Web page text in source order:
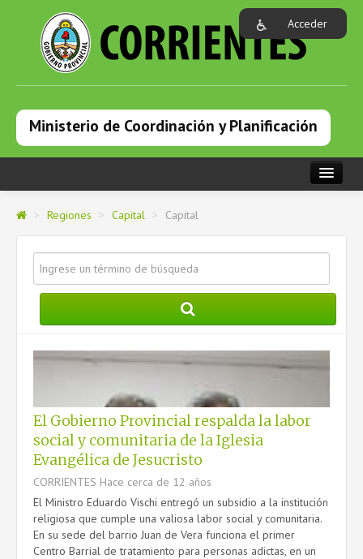
Acceder
Ministerio de Coordinación y Planificación
DEPENDENCIAS
PROGRAMAS
NOTICIAS
CAPACITACIONES
CONTACTO
> Regiones > Capital > Capital
El Gobierno Provincial respalda la labor
social y comunitaria de la Iglesia
Evangélica de Jesucristo
CORRIENTES Hace cerca de 12 años
El Ministro Eduardo Vischi entregó un subsidio a la institución
religiosa que cumple una valiosa labor social y comunitaria.
En su sede del barrio Juan de Vera funciona el primer
Centro Barrial de tratamiento para personas adictas, en un